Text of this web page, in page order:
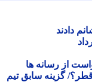
از رسانه ها
گزینه سابق تیم